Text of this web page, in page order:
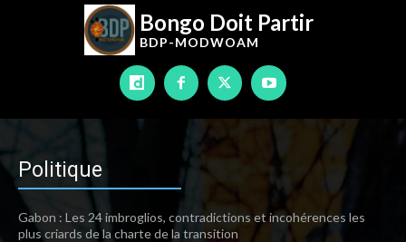
Bongo Doit Partir
BDP-MODWOAM
Politique
Gabon : Les 24 imbroglios, contradictions et incohérences les
plus criards de la charte de la transition